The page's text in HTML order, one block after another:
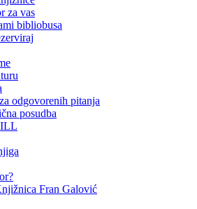
za vas
bibliobusa
odgovorenih pitanja
posudba
Fran Galović